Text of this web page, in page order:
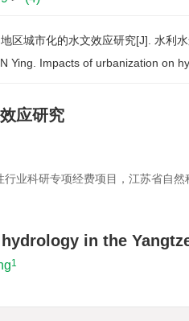
区城市化的水文效应研究[J]. 水利
Ying. Impacts of urbanization on
应研究
业科研专项经费项目，江苏省自
in the
1